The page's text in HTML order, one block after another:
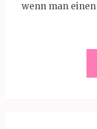
wenn man